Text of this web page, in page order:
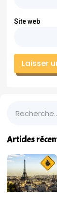
Site web
Articles